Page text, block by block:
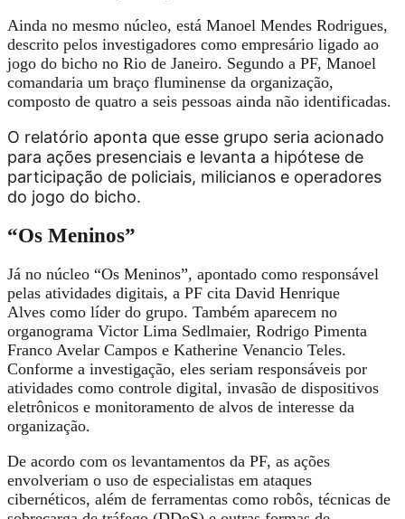
Ainda no mesmo núcleo, está Manoel Mendes Rodrigues,
descrito pelos investigadores como empresário ligado ao
jogo do bicho no Rio de Janeiro. Segundo a PF, Manoel
comandaria um braço fluminense da organização,
composto de quatro a seis pessoas ainda não identificadas.
O relatório aponta que esse grupo seria acionado
para ações presenciais e levanta a hipótese de
participação de policiais, milicianos e operadores
do jogo do bicho.
“Os Meninos”
Já no núcleo “Os Meninos”, apontado como responsável
pelas atividades digitais, a PF cita David Henrique
Alves como líder do grupo. Também aparecem no
organograma Victor Lima Sedlmaier, Rodrigo Pimenta
Franco Avelar Campos e Katherine Venancio Teles.
Conforme a investigação, eles seriam responsáveis por
atividades como controle digital, invasão de dispositivos
eletrônicos e monitoramento de alvos de interesse da
organização.
De acordo com os levantamentos da PF, as ações
envolveriam o uso de especialistas em ataques
cibernéticos, além de ferramentas como robôs, técnicas de